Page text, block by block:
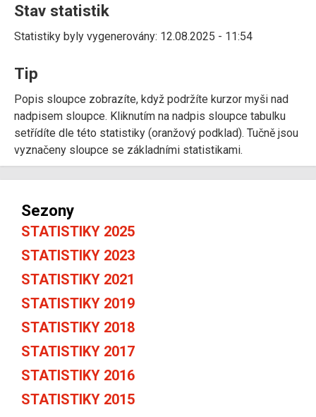
Stav statistik
Statistiky byly vygenerovány: 12.08.2025 - 11:54
Tip
Popis sloupce zobrazíte, když podržíte kurzor myši nad
nadpisem sloupce. Kliknutím na nadpis sloupce tabulku
setřídíte dle této statistiky (oranžový podklad). Tučně jsou
vyznačeny sloupce se základními statistikami.
Sezony
STATISTIKY 2025
STATISTIKY 2023
STATISTIKY 2021
STATISTIKY 2019
STATISTIKY 2018
STATISTIKY 2017
STATISTIKY 2016
STATISTIKY 2015